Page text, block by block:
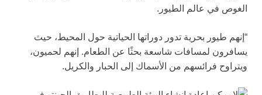
الغوص في عالم الطيور.
“إنهم طيور بحرية تدور دوراتها الحياتية حول المحيط، حيث
يسافرون لمسافات شاسعة بحثًا عن الطعام. إنهم لحميون،
ويتراوح فرائسهم من الأسماك إلى الحبار والكريل.